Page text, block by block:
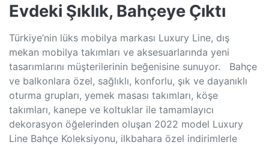
Evdeki Şıklık, Bahçeye Çıktı
Türkiye’nin lüks mobilya markası Luxury Line, dış
mekan mobilya takımları ve aksesuarlarında yeni
tasarımlarını müşterilerinin beğenisine sunuyor. Bahçe
ve balkonlara özel, sağlıklı, konforlu, şık ve dayanıklı
oturma grupları, yemek masası takımları, köşe
takımları, kanepe ve koltuklar ile tamamlayıcı
dekorasyon öğelerinden oluşan 2022 model Luxury
Line Bahçe Koleksiyonu, ilkbahara özel indirimlerle